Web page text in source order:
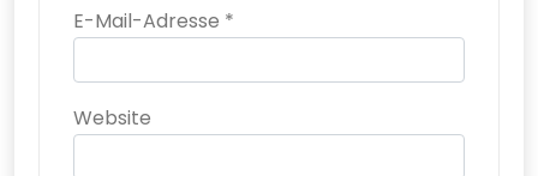
E-Mail-Adresse *
Website